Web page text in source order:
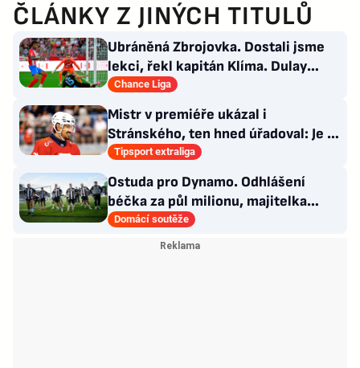
ČLÁNKY Z JINÝCH TITULŮ
Ubráněná Zbrojovka. Dostali jsme
lekci, řekl kapitán Klíma. Dulay
překonal kamaráda
Chance Liga
Mistr v premiéře ukázal i
Stránského, ten hned úřadoval: Je to
pro mě úplně nové…
Tipsport extraliga
Ostuda pro Dynamo. Odhlášení
béčka za půl milionu, majitelka
odmítla nabídku kraje
Domácí soutěže